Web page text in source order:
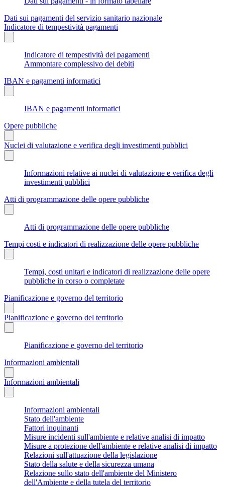
Dati sui pagamenti del servizio sanitario nazionale
Indicatore di tempestività pagamenti
Indicatore di tempestività dei pagamenti
Ammontare complessivo dei debiti
IBAN e pagamenti informatici
IBAN e pagamenti informatici
Opere pubbliche
Nuclei di valutazione e verifica degli investimenti pubblici
Informazioni relative ai nuclei di valutazione e verifica degli
investimenti pubblici
Atti di programmazione delle opere pubbliche
Atti di programmazione delle opere pubbliche
Tempi costi e indicatori di realizzazione delle opere pubbliche
Tempi, costi unitari e indicatori di realizzazione delle opere
pubbliche in corso o completate
Pianificazione e governo del territorio
Pianificazione e governo del territorio
Pianificazione e governo del territorio
Informazioni ambientali
Informazioni ambientali
Informazioni ambientali
Stato dell'ambiente
Fattori inquinanti
Misure incidenti sull'ambiente e relative analisi di impatto
Misure a protezione dell'ambiente e relative analisi di impatto
Relazioni sull'attuazione della legislazione
Stato della salute e della sicurezza umana
Relazione sullo stato dell'ambiente del Ministero
dell'Ambiente e della tutela del territorio